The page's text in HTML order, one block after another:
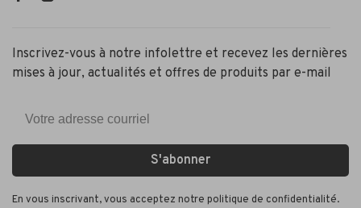
Inscrivez-vous à notre infolettre et recevez les dernières
mises à jour, actualités et offres de produits par e-mail
S'abonner
En vous inscrivant, vous acceptez notre politique de confidentialité.